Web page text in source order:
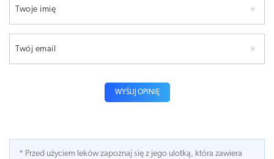
Twoje imię
Twój email
WYŚLIJ OPINIĘ
* Przed użyciem leków zapoznaj się z jego ulotką, która zawiera